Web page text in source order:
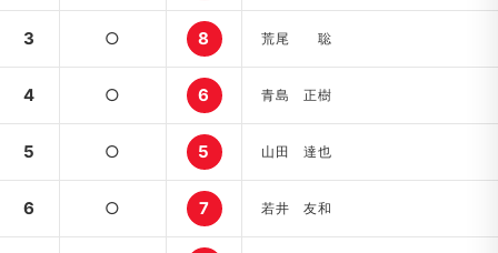
3 ○ 8 荒尾 聡
4 ○ 6 青島 正樹
5 ○ 5 山田 達也
6 ○ 7 若井 友和